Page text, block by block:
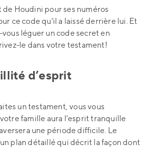
de Houdini pour ses numéros
ce code qu’il a laissé derrière lui. Et
léguer un code secret en
le dans votre testament!
d’esprit
un testament, vous vous
famille aura l’esprit tranquille
une période difficile. Le
plan détaillé qui décrit la façon dont